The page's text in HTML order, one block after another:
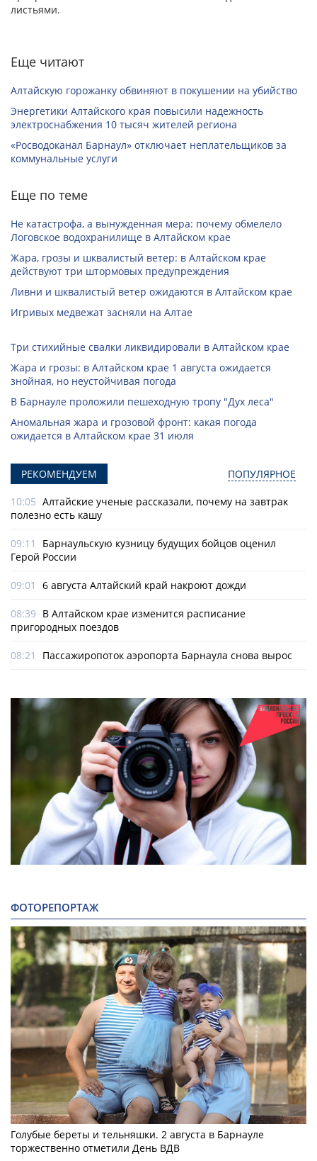
листьями.
Еще читают
Алтайскую горожанку обвиняют в покушении на убийство
Энергетики Алтайского края повысили надежность
электроснабжения 10 тысяч жителей региона
«Росводоканал Барнаул» отключает неплательщиков за
коммунальные услуги
Еще по теме
Не катастрофа, а вынужденная мера: почему обмелело
Логовское водохранилище в Алтайском крае
Жара, грозы и шквалистый ветер: в Алтайском крае
действуют три штормовых предупреждения
Ливни и шквалистый ветер ожидаются в Алтайском крае
Игривых медвежат засняли на Алтае
Три стихийные свалки ликвидировали в Алтайском крае
Жара и грозы: в Алтайском крае 1 августа ожидается
знойная, но неустойчивая погода
В Барнауле проложили пешеходную тропу "Дух леса"
Аномальная жара и грозовой фронт: какая погода
ожидается в Алтайском крае 31 июля
РЕКОМЕНДУЕМ ПОПУЛЯРНОЕ
10:05 Алтайские ученые рассказали, почему на завтрак
полезно есть кашу
09:11
Барнаульскую кузницу будущих бойцов оценил
Герой России
09:01 6 августа Алтайский край накроют дожди
08:39 В Алтайском крае изменится расписание
пригородных поездов
08:21 Пассажиропоток аэропорта Барнаула снова вырос
ФОТОРЕПОРТАЖ
Голубые береты и тельняшки. 2 августа в Барнауле
торжественно отметили День ВДВ